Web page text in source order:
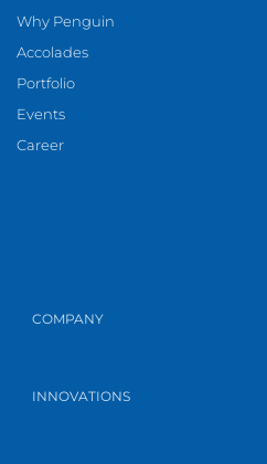
Why Penguin
Accolades
Portfolio
Events
Career
COMPANY
INNOVATIONS